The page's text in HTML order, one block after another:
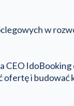
w
IdoBooking
ofertę i budować